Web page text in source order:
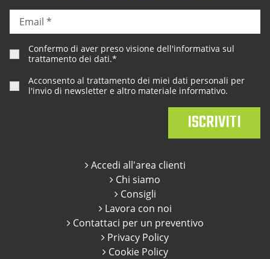
Accedi all'area clienti
Chi siamo
Consigli
Lavora con noi
Contattaci per un preventivo
Privacy Policy
Cookie Policy
Confermo di aver preso visione dell'informativa sul
trattamento dei dati.*
Acconsento al trattamento dei miei dati personali per
l'invio di newsletter e altro materiale informativo.